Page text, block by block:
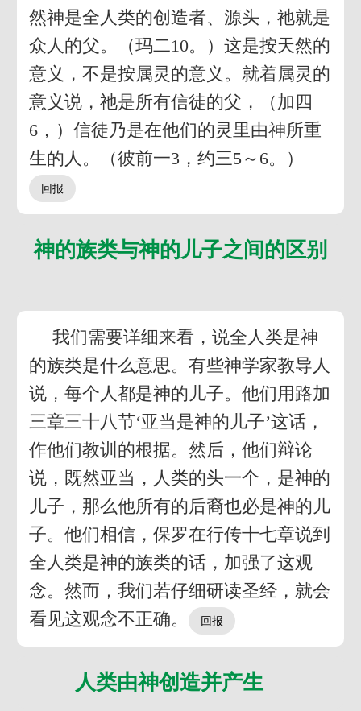
然神是全人类的创造者、源头，祂就是
众人的父。（玛二10。）这是按天然的
意义，不是按属灵的意义。就着属灵的
意义说，祂是所有信徒的父，（加四
6，）信徒乃是在他们的灵里由神所重
生的人。（彼前一3，约三5～6。）
神的族类与神的儿子之间的区别
我们需要详细来看，说全人类是神
的族类是什么意思。有些神学家教导人
说，每个人都是神的儿子。他们用路加
三章三十八节‘亚当是神的儿子’这话，
作他们教训的根据。然后，他们辩论
说，既然亚当，人类的头一个，是神的
儿子，那么他所有的后裔也必是神的儿
子。他们相信，保罗在行传十七章说到
全人类是神的族类的话，加强了这观
念。然而，我们若仔细研读圣经，就会
看见这观念不正确。
人类由神创造并产生